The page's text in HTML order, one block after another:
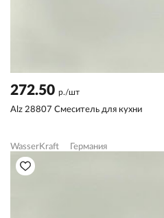
272.50 р./шт
Alz 28807 Смеситель для кухни
WasserKraft Германия